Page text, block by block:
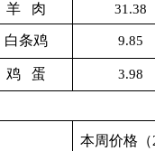
羊 肉 31.38
白条鸡 9.85
鸡 蛋 3.98
本周价格（